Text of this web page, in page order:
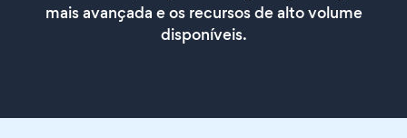
mais avançada e os recursos de alto volume
disponíveis.